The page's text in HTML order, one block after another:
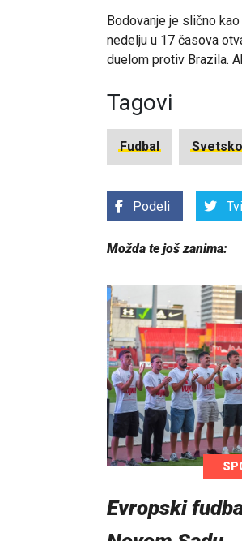
Bodovanje je slično
nedelju u 17 časova
duelom protiv Brazila.
Tagovi
Fudbal
Podeli
Možda te još zanima:
Evropski